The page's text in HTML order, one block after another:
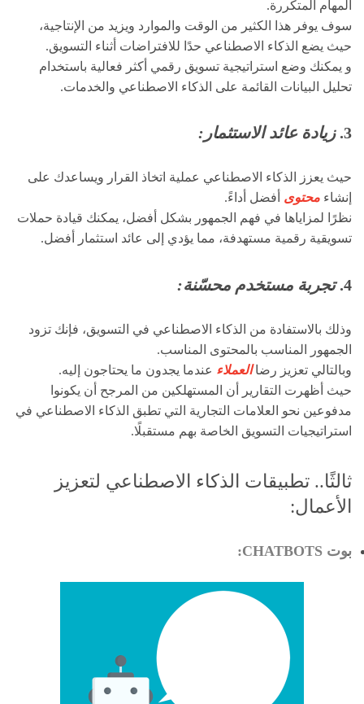
المهام المتكررة.
سوف يوفر هذا الكثير من الوقت والموارد ويزيد من الإنتاجية،
حيث يضع الذكاء الاصطناعي حدًا للافتراضات أثناء التسويق.
و يمكنك وضع استراتيجية تسويق رقمي أكثر فعالية باستخدام
تحليل البيانات القائمة على الذكاء الاصطناعي والخدمات.
3. زيادة عائد الاستثمار:
حيث يعزز الذكاء الاصطناعي عملية اتخاذ القرار ويساعدك على
إنشاء محتوى أفضل أداءً.
نظرًا لمزاياها في فهم الجمهور بشكل أفضل، يمكنك قيادة حملات
تسويقية رقمية مستهدفة، مما يؤدي إلى عائد استثمار أفضل.
4. تجربة مستخدم محسّنة:
وذلك بالاستفادة من الذكاء الاصطناعي في التسويق، فإنك تزود
الجمهور المناسب بالمحتوى المناسب.
وبالتالي تعزيز رضاالعملاء عندما يجدون ما يحتاجون إليه.
حيث أظهرت التقارير أن المستهلكين من المرجح أن يكونوا
مدفوعين نحو العلامات التجارية التي تطبق الذكاء الاصطناعي في
استراتيجيات التسويق الخاصة بهم مستقبلًا.
ثالثًا.. تطبيقات الذكاء الاصطناعي لتعزيز
الأعمال:
بوت CHATBOTS: